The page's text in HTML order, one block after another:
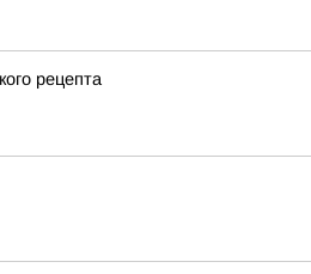
рецепта